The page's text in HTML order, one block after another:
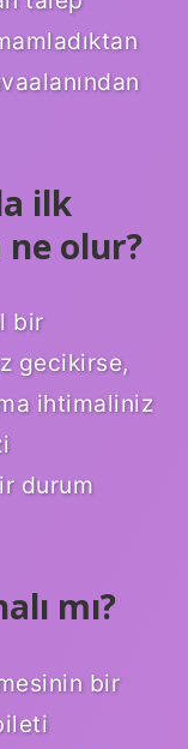
ilk
olur?
bir
gecikirse,
ihtimaliniz
durum
mı?
bir